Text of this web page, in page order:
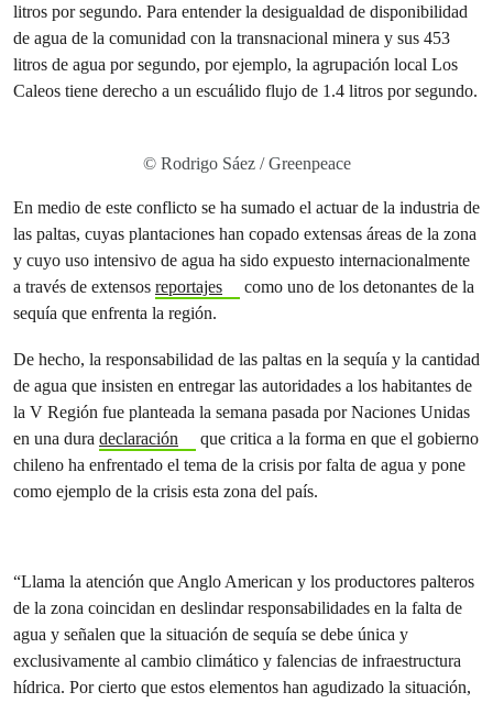
litros por segundo. Para entender la desigualdad de disponibilidad
de agua de la comunidad con la transnacional minera y sus 453
litros de agua por segundo, por ejemplo, la agrupación local Los
Caleos tiene derecho a un escuálido flujo de 1.4 litros por segundo.
© Rodrigo Sáez / Greenpeace
En medio de este conflicto se ha sumado el actuar de la industria de
las paltas, cuyas plantaciones han copado extensas áreas de la zona
y cuyo uso intensivo de agua ha sido expuesto internacionalmente
a través de extensos reportajes
como uno de los detonantes de la
sequía que enfrenta la región.
De hecho, la responsabilidad de las paltas en la sequía y la cantidad
de agua que insisten en entregar las autoridades a los habitantes de
la V Región fue planteada la semana pasada por Naciones Unidas
en una dura declaración
que critica a la forma en que el gobierno
chileno ha enfrentado el tema de la crisis por falta de agua y pone
como ejemplo de la crisis esta zona del país.
“Llama la atención que Anglo American y los productores palteros
de la zona coincidan en deslindar responsabilidades en la falta de
agua y señalen que la situación de sequía se debe única y
exclusivamente al cambio climático y falencias de infraestructura
hídrica. Por cierto que estos elementos han agudizado la situación,